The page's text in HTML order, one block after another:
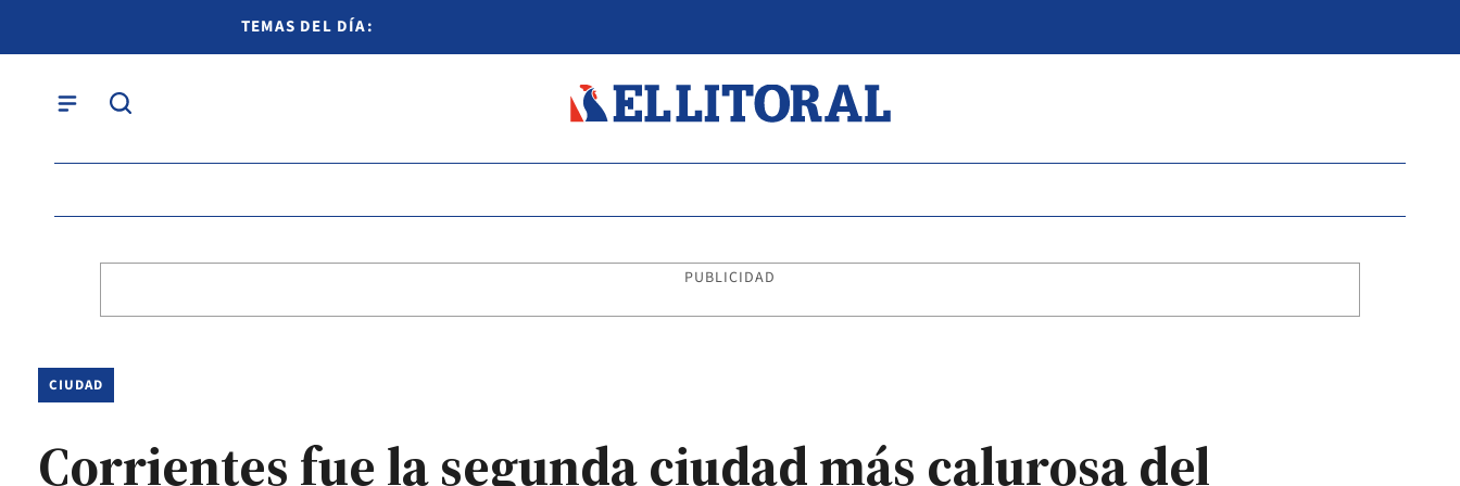
TEMAS DEL DÍA:
PUBLICIDAD
CIUDAD
Corrientes fue la segunda ciudad más calurosa del